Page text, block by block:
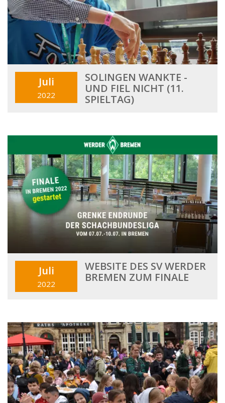
Juli
2022
SOLINGEN WANKTE -
UND FIEL NICHT (11.
SPIELTAG)
Juli
2022
WEBSITE DES SV WERDER
BREMEN ZUM FINALE